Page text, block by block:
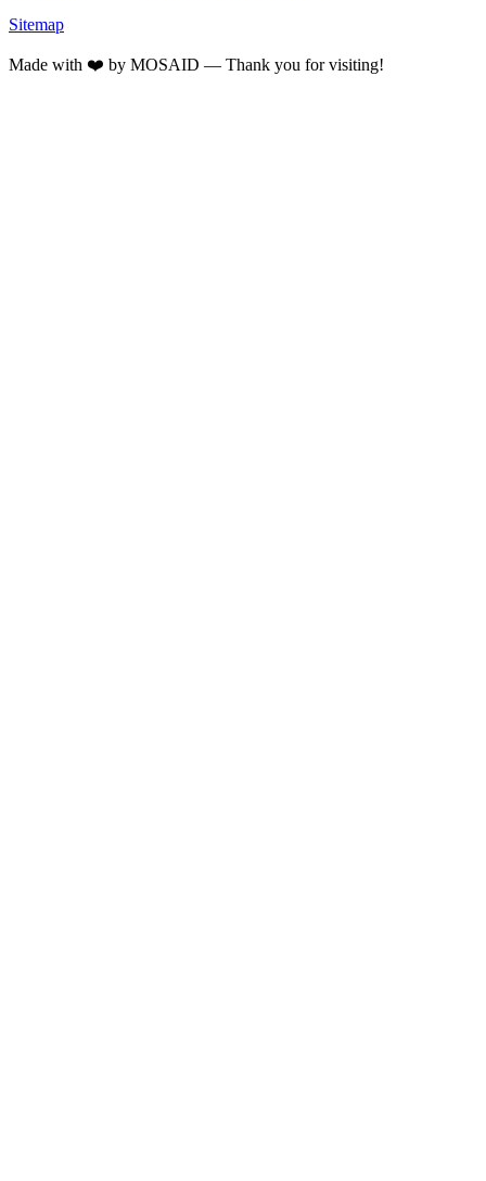
Sitemap
Made with ❤️ by MOSAID — Thank you for visiting!